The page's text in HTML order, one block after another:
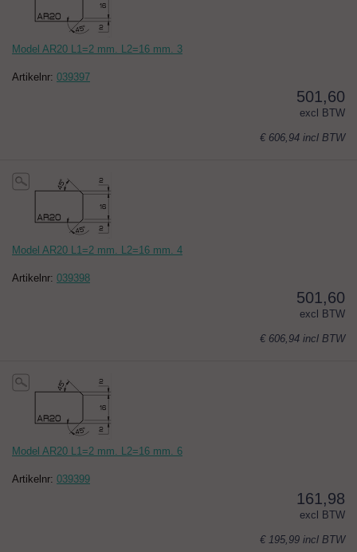
Model AR20 L1=2 mm. L2=16 mm. 3
Artikelnr: 039397
501,60
excl BTW
€ 606,94 incl BTW
Model AR20 L1=2 mm. L2=16 mm. 4
Artikelnr: 039398
501,60
excl BTW
€ 606,94 incl BTW
Model AR20 L1=2 mm. L2=16 mm. 6
Artikelnr: 039399
161,98
excl BTW
€ 195,99 incl BTW